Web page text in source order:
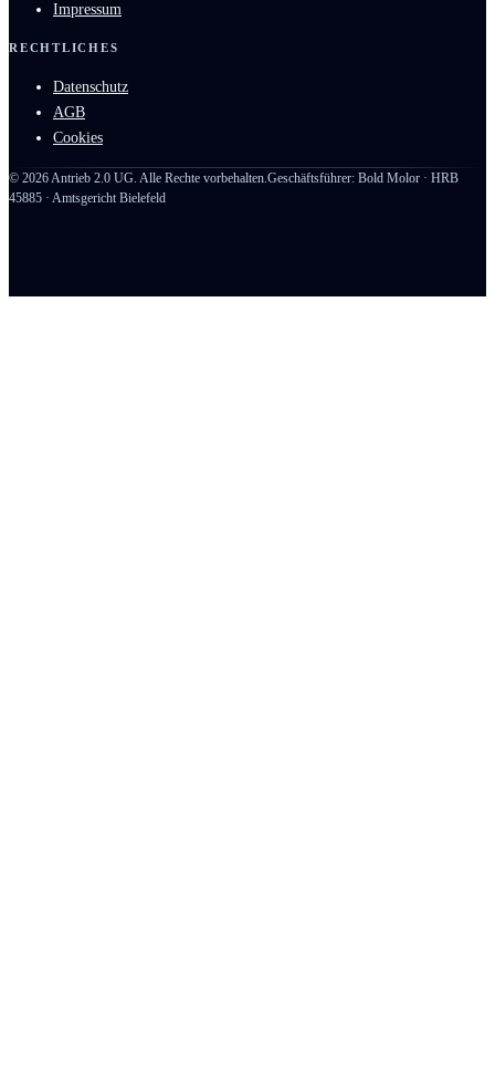
Impressum
RECHTLICHES
Datenschutz
AGB
Cookies
© 2026Antrieb 2.0 UG. Alle Rechte vorbehalten.Geschäftsführer: Bold Molor · HRB
45885 · Amtsgericht Bielefeld